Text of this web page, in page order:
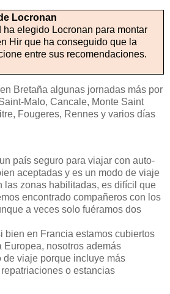
Locronan
ha elegido Locronan para montar
Hir que ha conseguido que la
entre sus recomendaciones.
Bretaña algunas jornadas más por
Malo, Cancale, Monte Saint
Fougeres, Rennes y varios días
país seguro para viajar con auto-
aceptadas y es un modo de viaje
las zonas habilitadas, es difícil que
encontrado compañeros con los
a veces solo fuéramos dos
bien en Francia estamos cubiertos
Europea, nosotros además
de viaje porque incluye más
o estancias